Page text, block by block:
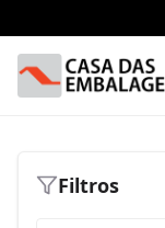
Filtros